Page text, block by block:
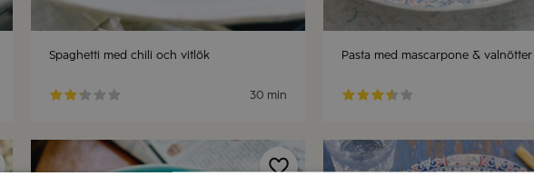
Spaghetti med chili och vitlök
30 min
Pasta med mascarpone & valnötter